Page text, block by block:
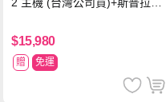
$15,980
贈 免運